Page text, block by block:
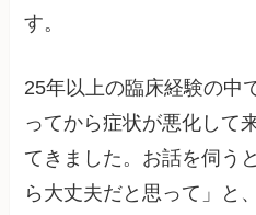
す。
25年以上の臨床経験の中
ってから症状が悪化して
てきました。お話を伺う
ら大丈夫だと思って」と